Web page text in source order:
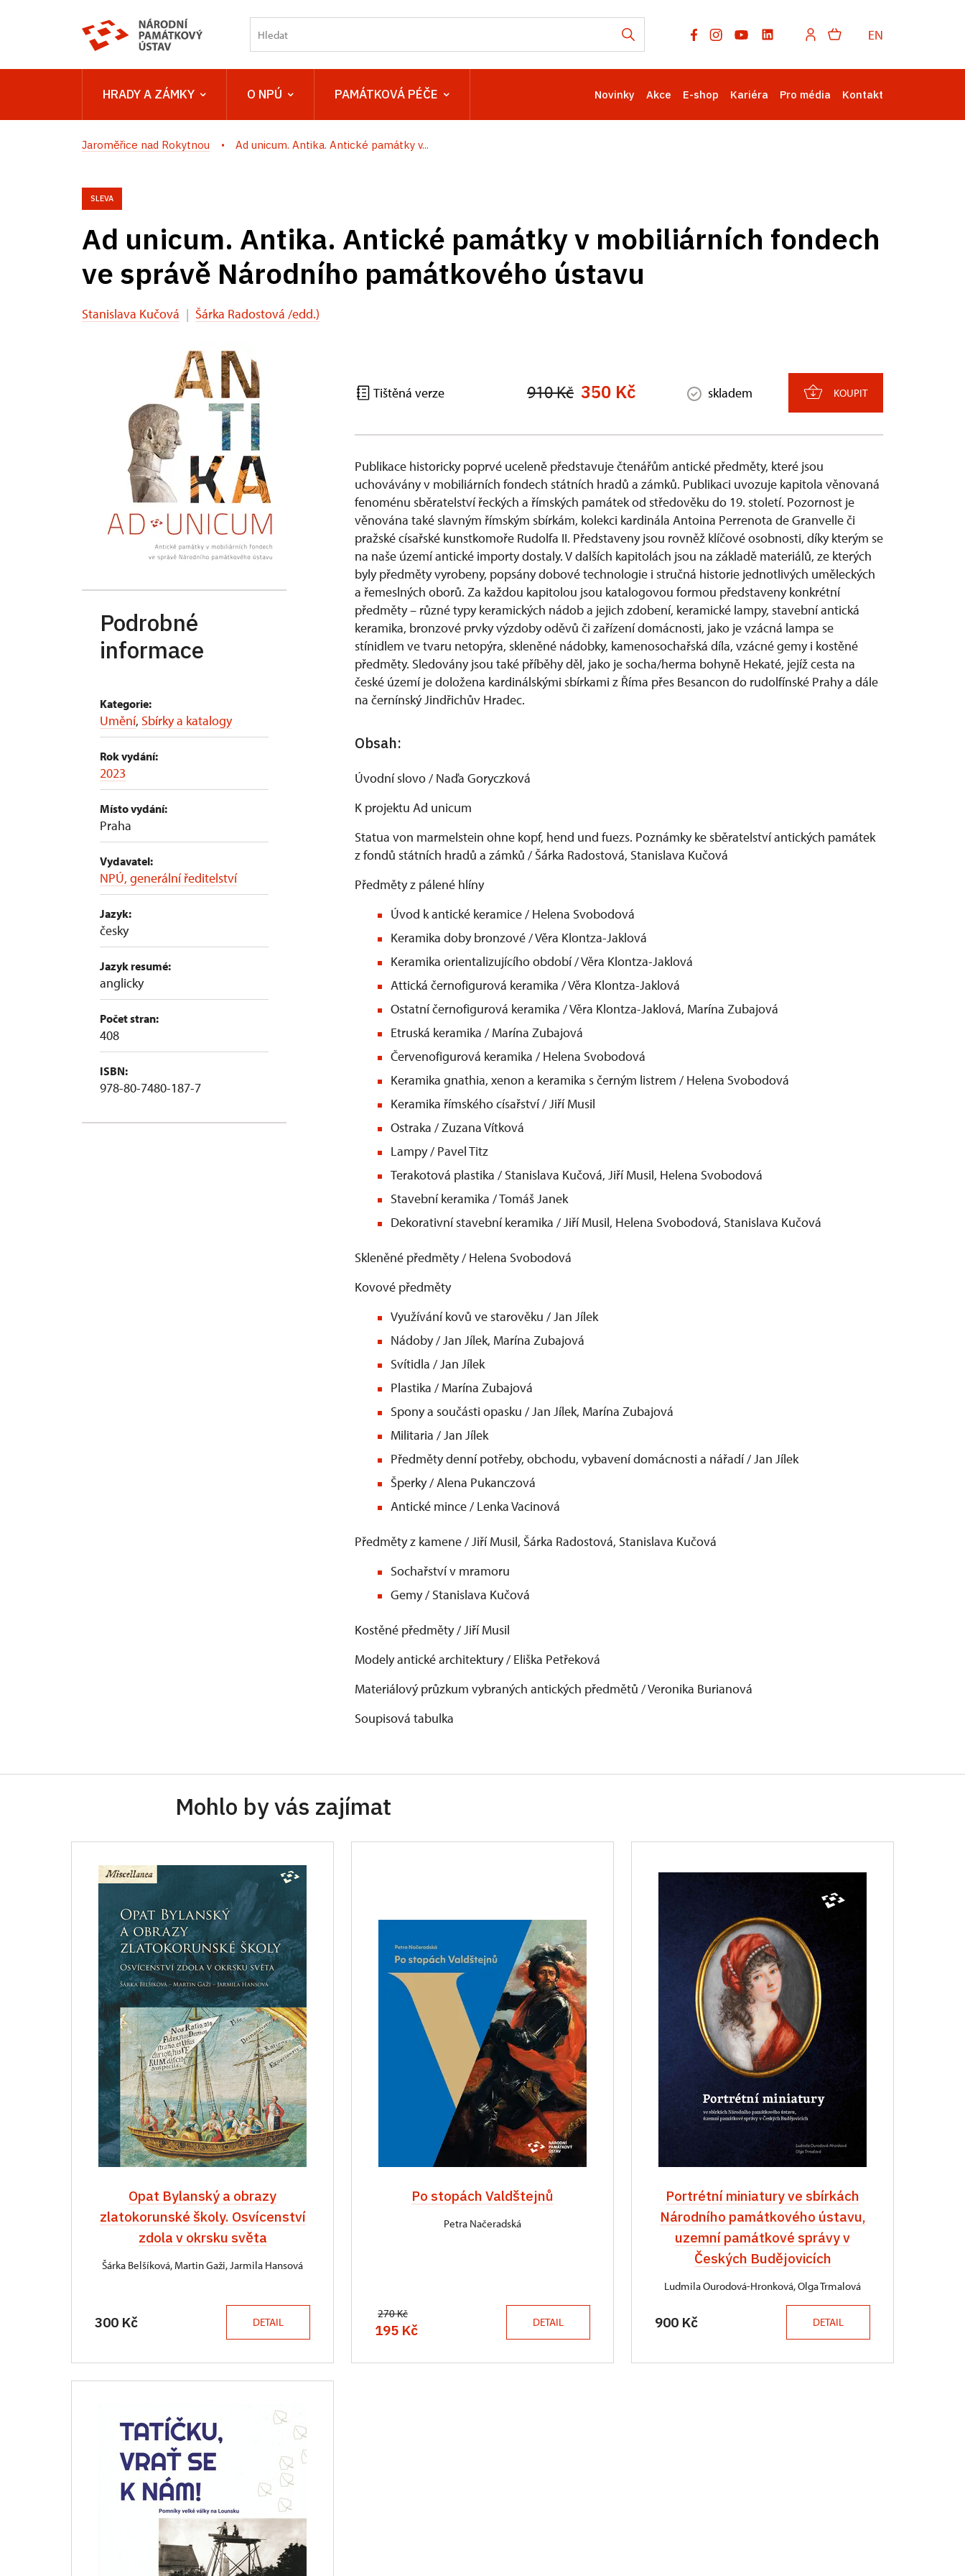
EN
HRADY A ZÁMKY O NPÚ PAMÁTKOVÁ PÉČE Novinky Akce E-shop Kariéra Pro média Kontakt
Jaroměřice nad Rokytnou Ad unicum. Antika. Antické památky v...
SLEVA
Ad unicum. Antika. Antické památky v mobiliárních fondech
ve správě Národního památkového ústavu
Stanislava Kučová | Šárka Radostová /edd.)
Podrobné
informace
Kategorie:
Umění, Sbírky a katalogy
Rok vydání:
2023
Místo vydání:
Praha
Vydavatel:
NPÚ, generální ředitelství
Jazyk:
česky
Jazyk resumé:
anglicky
Počet stran:
408
ISBN:
978-80-7480-187-7
Tištěná verze 910 Kč 350 Kč skladem KOUPIT
Publikace historicky poprvé uceleně představuje čtenářům antické předměty, které jsou
uchovávány v mobiliárních fondech státních hradů a zámků. Publikaci uvozuje kapitola věnovaná
fenoménu sběratelství řeckých a římských památek od středověku do 19. století. Pozornost je
věnována také slavným římským sbírkám, kolekci kardinála Antoina Perrenota de Granvelle či
pražské císařské kunstkomoře Rudolfa II. Představeny jsou rovněž klíčové osobnosti, díky kterým se
na naše území antické importy dostaly. V dalších kapitolách jsou na základě materiálů, ze kterých
byly předměty vyrobeny, popsány dobové technologie i stručná historie jednotlivých uměleckých
a řemeslných oborů. Za každou kapitolou jsou katalogovou formou představeny konkrétní
předměty – různé typy keramických nádob a jejich zdobení, keramické lampy, stavební antická
keramika, bronzové prvky výzdoby oděvů či zařízení domácnosti, jako je vzácná lampa se
stínidlem ve tvaru netopýra, skleněné nádobky, kamenosochařská díla, vzácné gemy i kostěné
předměty. Sledovány jsou také příběhy děl, jako je socha/herma bohyně Hekaté, jejíž cesta na
české území je doložena kardinálskými sbírkami z Říma přes Besancon do rudolfínské Prahy a dále
na černínský Jindřichův Hradec.
Obsah:
Úvodní slovo / Naďa Goryczková
K projektu Ad unicum
Statua von marmelstein ohne kopf, hend und fuezs. Poznámky ke sběratelství antických památek
z fondů státních hradů a zámků / Šárka Radostová, Stanislava Kučová
Předměty z pálené hlíny
Úvod k antické keramice / Helena Svobodová
Keramika doby bronzové / Věra Klontza-Jaklová
Keramika orientalizujícího období / Věra Klontza-Jaklová
Attická černofigurová keramika / Věra Klontza-Jaklová
Ostatní černofigurová keramika / Věra Klontza-Jaklová, Marína Zubajová
Etruská keramika / Marína Zubajová
Červenofigurová keramika / Helena Svobodová
Keramika gnathia, xenon a keramika s černým listrem / Helena Svobodová
Keramika římského císařství / Jiří Musil
Ostraka / Zuzana Vítková
Lampy / Pavel Titz
Terakotová plastika / Stanislava Kučová, Jiří Musil, Helena Svobodová
Stavební keramika / Tomáš Janek
Dekorativní stavební keramika / Jiří Musil, Helena Svobodová, Stanislava Kučová
Skleněné předměty / Helena Svobodová
Kovové předměty
Využívání kovů ve starověku / Jan Jílek
Nádoby / Jan Jílek, Marína Zubajová
Svítidla / Jan Jílek
Plastika / Marína Zubajová
Spony a součásti opasku / Jan Jílek, Marína Zubajová
Militaria / Jan Jílek
Předměty denní potřeby, obchodu, vybavení domácnosti a nářadí / Jan Jílek
Šperky / Alena Pukanczová
Antické mince / Lenka Vacinová
Předměty z kamene / Jiří Musil, Šárka Radostová, Stanislava Kučová
Sochařství v mramoru
Gemy / Stanislava Kučová
Kostěné předměty / Jiří Musil
Modely antické architektury / Eliška Petřeková
Materiálový průzkum vybraných antických předmětů / Veronika Burianová
Soupisová tabulka
Mohlo by vás zajímat
Opat Bylanský a obrazy
zlatokorunské školy. Osvícenství
zdola v okrsku světa
Šárka Belšíková, Martin Gaži, Jarmila Hansová
300 Kč DETAIL
Po stopách Valdštejnů
Petra Načeradská
270 Kč
195 Kč DETAIL
Portrétní miniatury ve sbírkách
Národního památkového ústavu,
uzemní památkové správy v
Českých Budějovicích
Ludmila Ourodová-Hronková, Olga Trmalová
900 Kč DETAIL